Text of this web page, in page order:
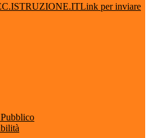
Link per inviare